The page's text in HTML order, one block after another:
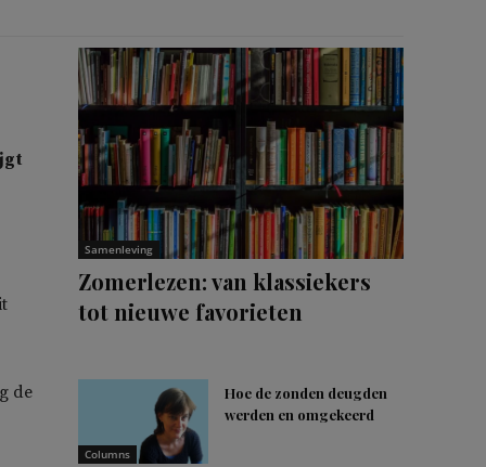
de
Samenleving
Zomerlezen: van klassiekers
tot nieuwe favorieten
Columns
Hoe de zonden deugden
werden en omgekeerd